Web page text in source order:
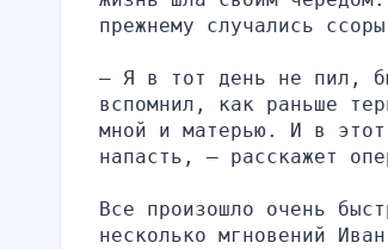
прежнему случались
– Я в тот день не пил,
вспомнил, как раньше
мной и матерью. И в
напасть, – расскажет
Все произошло очень
несколько мгновений